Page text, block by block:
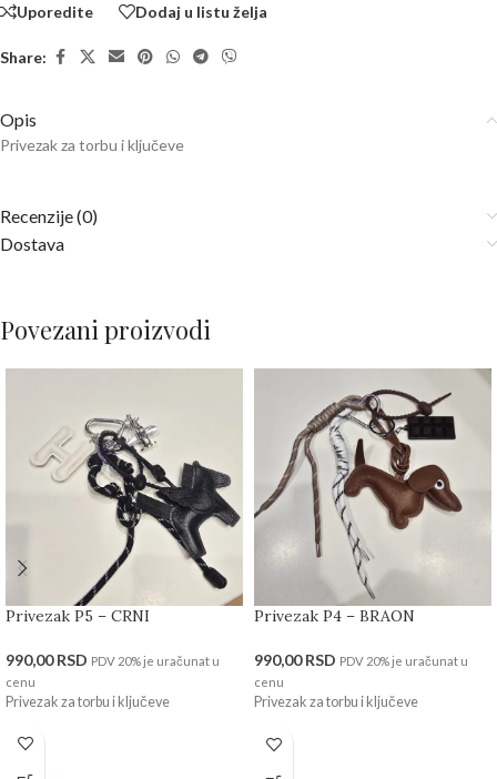
Uporedite Dodaj u listu želja
Share:
Opis
Privezak za torbu i ključeve
Recenzije (0)
Dostava
Povezani proizvodi
Privezak P5 – CRNI
990,00RSD PDV 20% je uračunat u
cenu
Privezak za torbu i ključeve
Privezak P4 – BRAON
990,00RSD PDV 20% je uračunat u
cenu
Privezak za torbu i ključeve